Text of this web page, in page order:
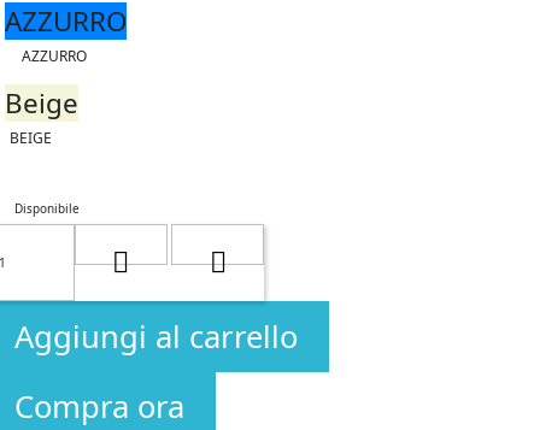
AZZURRO
AZZURRO
Beige
BEIGE
Disponibile
Aggiungi al carrello
Compra ora